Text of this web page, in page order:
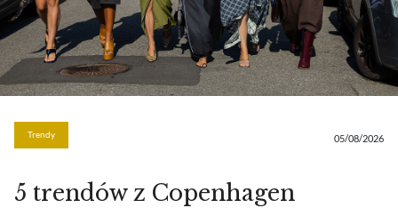
Trendy 05/08/2026
5 trendów z Copenhagen